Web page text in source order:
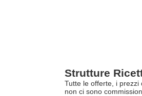
Strutture
Tutte le offerte, i prezzi
non ci sono